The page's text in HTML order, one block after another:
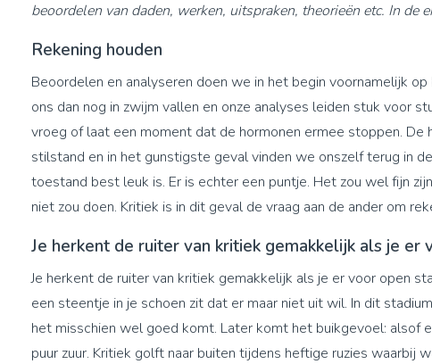
beoordelen van daden, werken, uitspraken, theorieën etc. In de
Rekening houden
Beoordelen en analyseren doen we in het begin voornamelijk
ons dan nog in zwijm vallen en onze analyses leiden stuk voor
vroeg of laat een moment dat de hormonen ermee stoppen.
stilstand en in het gunstigste geval vinden we onszelf terug in
toestand best leuk is. Er is echter een puntje. Het zou wel fijn
niet zou doen. Kritiek is in dit geval de vraag aan de ander om
Je herkent de ruiter van kritiek gemakkelijk als je er
Je herkent de ruiter van kritiek gemakkelijk als je er voor open
een steentje in je schoen zit dat er maar niet uit wil. In dit
het misschien wel goed komt. Later komt het buikgevoel: alsof
puur zuur. Kritiek golft naar buiten tijdens heftige ruzies waarbij